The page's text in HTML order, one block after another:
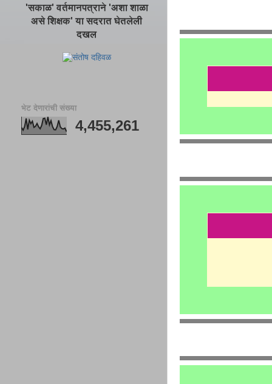
'सकाळ' वर्तमानपत्राने 'अशा शाळा
असे शिक्षक' या सदरात घेतलेली
दखल
भेट देणारांची संख्या
4,455,261